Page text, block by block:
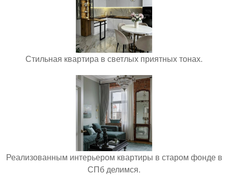
Стильная квартира в светлых приятных тонах.
Реализованным интерьером квартиры в старом фонде в
СПб делимся.